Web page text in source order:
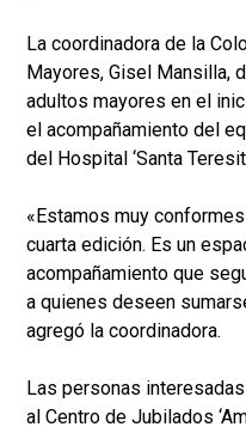
La coordinadora de la
Mayores, Gisel Mansilla,
adultos mayores en el
el acompañamiento del
del Hospital ‘Santa
«Estamos muy
cuarta edición. Es un
acompañamiento que
a quienes deseen
agregó la coordinadora.
Las personas
al Centro de Jubilados